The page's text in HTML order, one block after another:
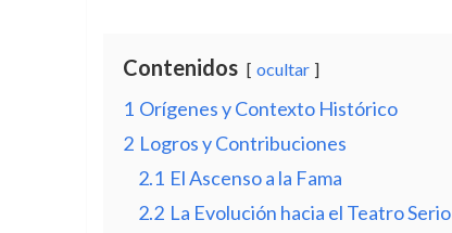
Contenidos ocultar
1 Orígenes y Contexto Histórico
2 Logros y Contribuciones
2.1 El Ascenso a la Fama
2.2 La Evolución hacia el Teatro Serio